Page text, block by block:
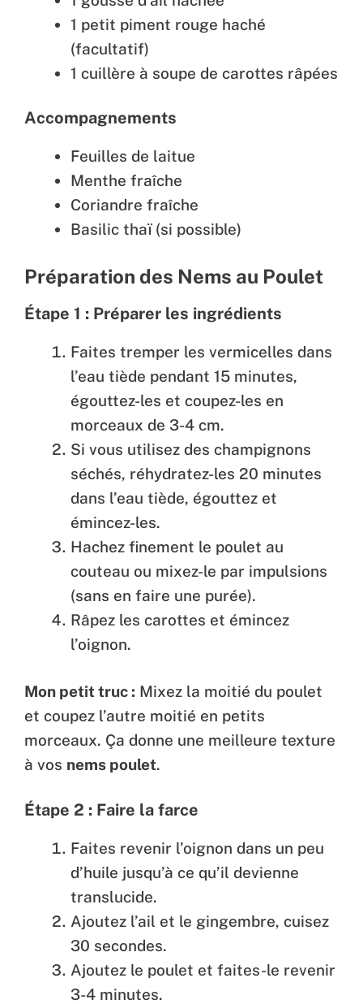
1 petit piment rouge haché
(facultatif)
1 cuillère à soupe de carottes râpées
Accompagnements
Feuilles de laitue
Menthe fraîche
Coriandre fraîche
Basilic thaï (si possible)
Préparation des Nems au Poulet
Étape 1 : Préparer les ingrédients
Faites tremper les vermicelles dans
l’eau tiède pendant 15 minutes,
égouttez-les et coupez-les en
morceaux de 3-4 cm.
Si vous utilisez des champignons
séchés, réhydratez-les 20 minutes
dans l’eau tiède, égouttez et
émincez-les.
Hachez finement le poulet au
couteau ou mixez-le par impulsions
(sans en faire une purée).
Râpez les carottes et émincez
l’oignon.
Mon petit truc : Mixez la moitié du poulet
et coupez l’autre moitié en petits
morceaux. Ça donne une meilleure texture
à vos nems poulet.
Étape 2 : Faire la farce
Faites revenir l’oignon dans un peu
d’huile jusqu’à ce qu’il devienne
translucide.
Ajoutez l’ail et le gingembre, cuisez
30 secondes.
Ajoutez le poulet et faites-le revenir
3-4 minutes.